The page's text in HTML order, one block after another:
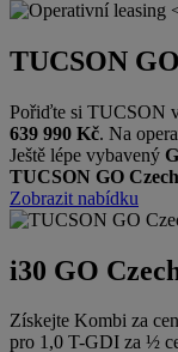
TUCSON
Pořiďte si TUCSON
639 990 Kč. Na
Ještě lépe vybavený
TUCSON GO
Zobrazit nabídku
i30 GO
Získejte Kombi za
pro 1,0 T-GDI za ½